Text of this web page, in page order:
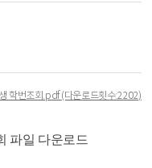
학번조회.pdf(다운로드횟수:2202)
파일 다운로드